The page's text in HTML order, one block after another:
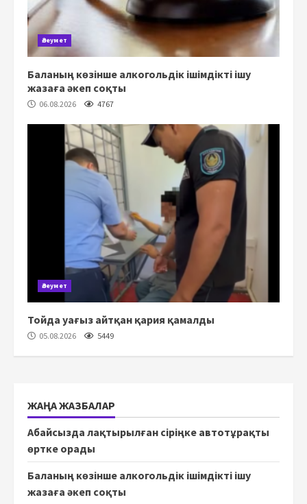
Әлеумет
Баланың көзінше алкогольдік ішімдікті ішу
жазаға әкеп соқты
06.08.2026 4767
Әлеумет
Тойда уағыз айтқан қария қамалды
05.08.2026 5449
ЖАҢА ЖАЗБАЛАР
Абайсызда лақтырылған сіріңке автотұрақты
өртке орады
Баланың көзінше алкогольдік ішімдікті ішу
жазаға әкеп соқты